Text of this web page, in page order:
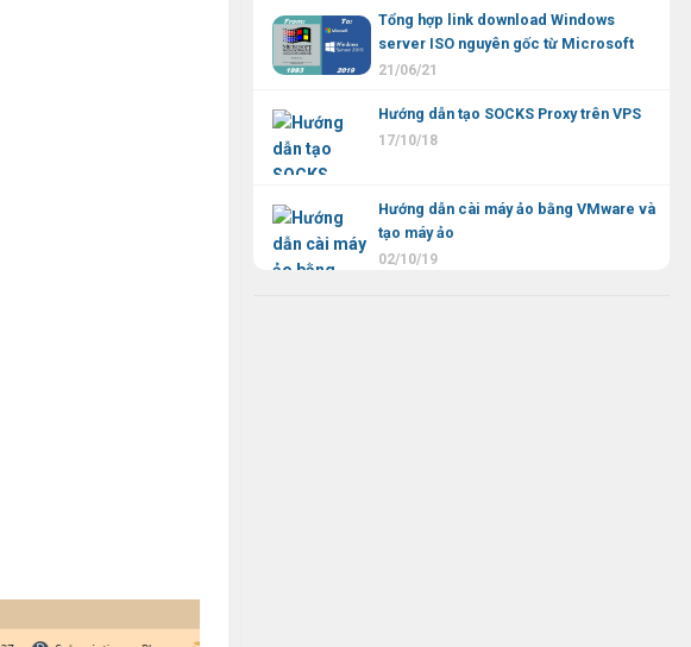
Tổng hợp link download Windows
server ISO nguyên gốc từ Microsoft
21/06/21
Hướng dẫn tạo SOCKS Proxy trên VPS
17/10/18
Hướng dẫn cài máy ảo bằng VMware và
tạo máy ảo
02/10/19